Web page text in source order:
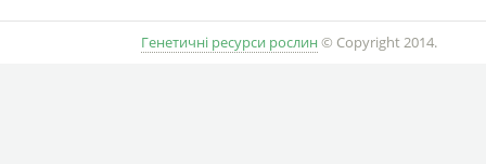
Генетичні ресурси рослин © Copyright 2014.